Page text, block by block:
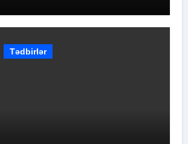
Tədbirlər